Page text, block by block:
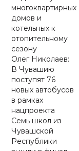
многоквартирных
домов и
котельных к
отопительному
сезону
Олег Николаев:
В Чувашию
поступят 76
новых автобусов
в рамках
нацпроекта
Семь школ из
Чувашской
Республики